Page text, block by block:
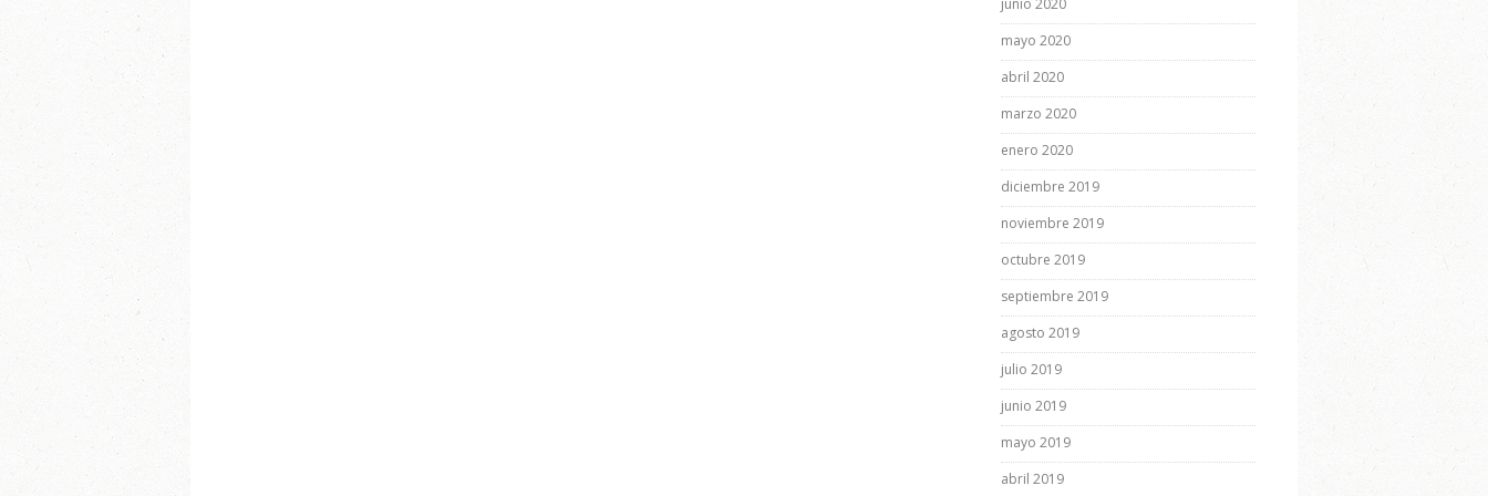
junio 2020
mayo 2020
abril 2020
marzo 2020
enero 2020
diciembre 2019
noviembre 2019
octubre 2019
septiembre 2019
agosto 2019
julio 2019
junio 2019
mayo 2019
abril 2019